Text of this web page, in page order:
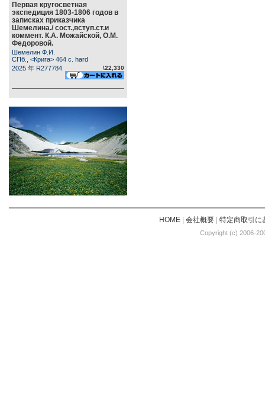
Первая кругосветная
экспедиция 1803-1806 годов в
записках приказчика
Шемелина./ сост.,вступ.ст.и
коммент. К.А. Можайской, О.М.
Федоровой.
Шемелин Ф.И.
СПб., <Крига> 464 c. hard
2025 年 R277784
\22,330
HOME| 会社概要| 特定商取引に
Copyright (c) 2006-